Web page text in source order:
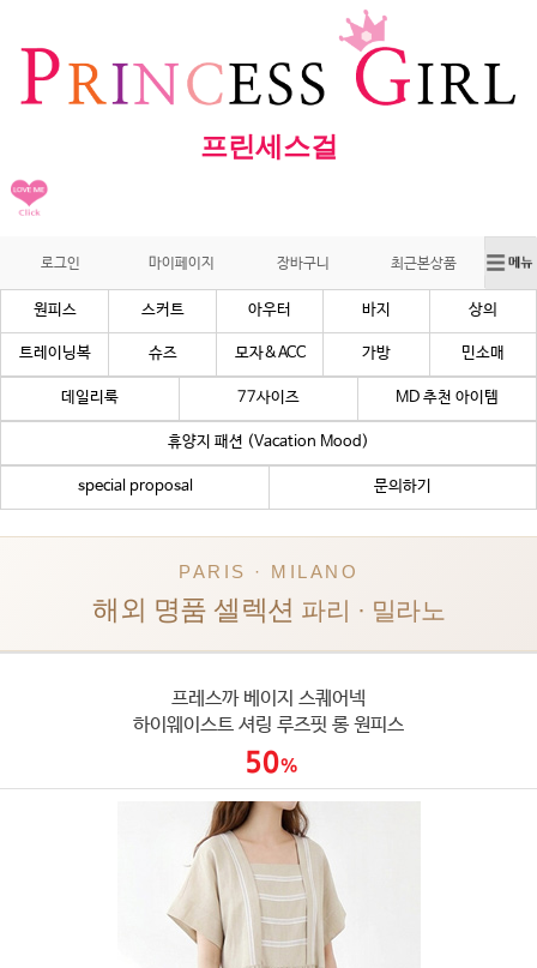
프린세스걸
로그인 마이페이지 장바구니 최근본상품
원피스 스커트 아우터 바지 상의
트레이닝복 슈즈 모자&ACC 가방 민소매
데일리룩 77사이즈 MD 추천 아이템
휴양지 패션 (Vacation Mood)
special proposal 문의하기
PARIS · MILANO
해외 명품 셀렉션 파리 · 밀라노
프레스까 베이지 스퀘어넥
하이웨이스트 셔링 루즈핏 롱 원피스